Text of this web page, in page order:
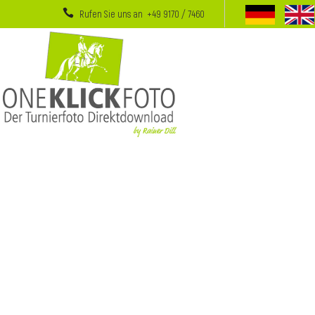
Rufen Sie uns an +49 9170 / 7460